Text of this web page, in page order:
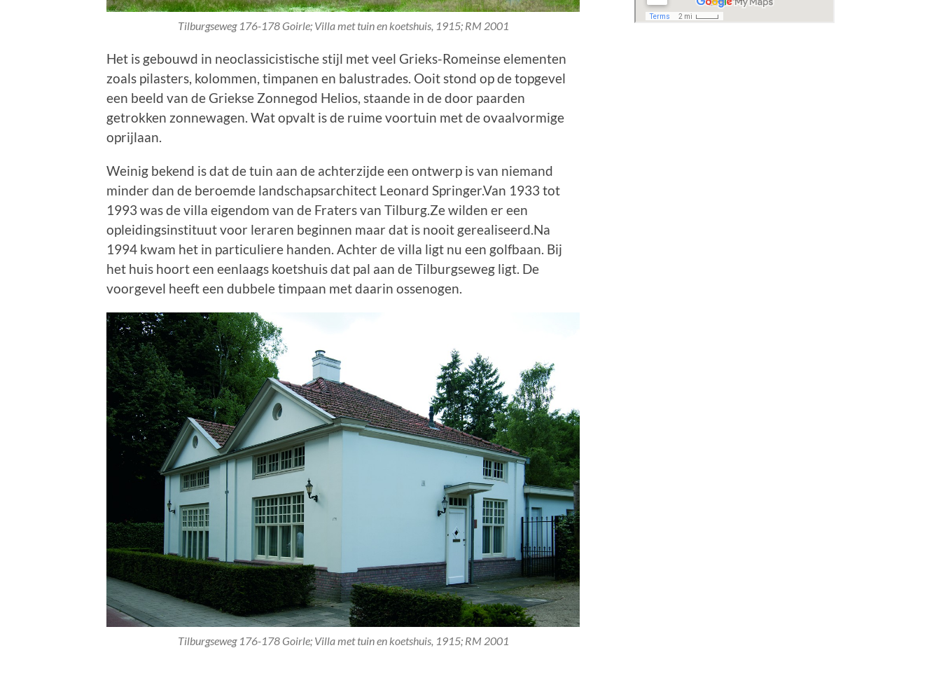
Tilburgseweg 176-178 Goirle; Villa met tuin en koetshuis, 1915; RM 2001
Het is gebouwd in neoclassicistische stijl met veel Grieks-Romeinse elementen
zoals pilasters, kolommen, timpanen en balustrades. Ooit stond op de topgevel
een beeld van de Griekse Zonnegod Helios, staande in de door paarden
getrokken zonnewagen. Wat opvalt is de ruime voortuin met de ovaalvormige
oprijlaan.
Weinig bekend is dat de tuin aan de achterzijde een ontwerp is van niemand
minder dan de beroemde landschapsarchitect Leonard Springer.Van 1933 tot
1993 was de villa eigendom van de Fraters van Tilburg.Ze wilden er een
opleidingsinstituut voor leraren beginnen maar dat is nooit gerealiseerd.Na
1994 kwam het in particuliere handen. Achter de villa ligt nu een golfbaan. Bij
het huis hoort een eenlaags koetshuis dat pal aan de Tilburgseweg ligt. De
voorgevel heeft een dubbele timpaan met daarin ossenogen.
Tilburgseweg 176-178 Goirle; Villa met tuin en koetshuis, 1915; RM 2001